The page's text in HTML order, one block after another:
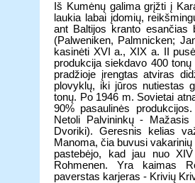
Iš Kumėnų galima grįžti į
laukia labai įdomių,
ant Baltijos kranto esančias
(Palweniken, Palmnicken;
kasinėti XVI a., XIX a. II
produkcija siekdavo 400
pradžioje įrengtas atviras
plovyklų, iki jūros nutiestas
tonų. Po 1946 m. Sovietai
90% pasaulinės
Netoli Palvininkų - Mažasis
Dvoriki). Geresnis kelias
Manoma, čia buvusi
pastebėjo, kad jau nuo
Rohmenen. Yra kaimas
paverstas karjeras - Krivių